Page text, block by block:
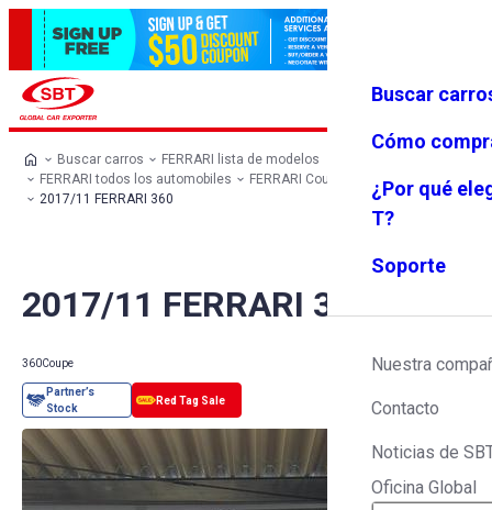
Favoritos Menú
Buscar
Cómo
¿Por qué
T?
Soporte
Nuestra
Contacto
Noticias de
Oficina Global
Buscar carros
FERRARI lista de modelos
FERRARI todos los automobiles
FERRARI Coupe
FERRARI 360
2017/11 FERRARI 360
2017/11 FERRARI 360
360Coupe